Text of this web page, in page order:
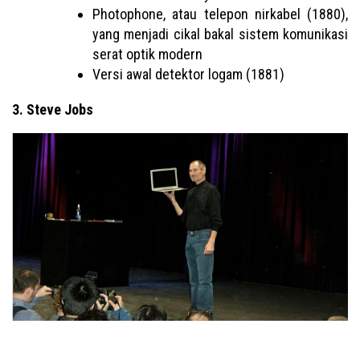
Photophone, atau telepon nirkabel (1880),
yang menjadi cikal bakal sistem komunikasi
serat optik modern
Versi awal detektor logam (1881)
3. Steve Jobs